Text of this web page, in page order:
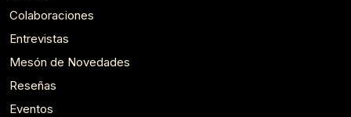
Colaboraciones
Entrevistas
Mesón de Novedades
Reseñas
Eventos